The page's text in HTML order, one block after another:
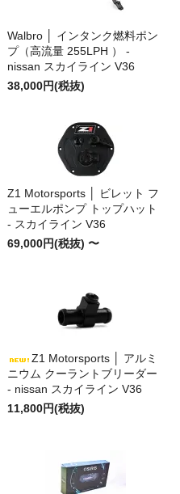
Walbro │ インタンク燃料ポン
プ（高流量 255LPH ） -
nissan スカイライン V36
38,000円(税抜)
Z1 Motorsports │ ビレット フ
ューエルポンプ トップハット
- スカイライン V36
69,000円(税抜) 〜
Z1 Motorsports │ アルミ
ニウム クーラントブリーダー
- nissan スカイライン V36
11,800円(税抜)